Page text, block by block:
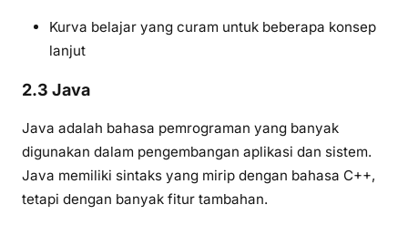
Kurva belajar yang curam untuk beberapa konsep
lanjut
2.3 Java
Java adalah bahasa pemrograman yang banyak
digunakan dalam pengembangan aplikasi dan sistem.
Java memiliki sintaks yang mirip dengan bahasa C++,
tetapi dengan banyak fitur tambahan.